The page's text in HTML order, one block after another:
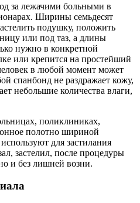
за лежачими больными в
Ширины семьдесят
подушку, положить
или под таз, а длины
нужно в конкретной
или крепится на простейший
в любой момент может
спанбонд не раздражает кожу,
небольшие количества влаги,
поликлиниках,
полотно шириной
для застилания
застелил, после процедуры
и без лишней возни.